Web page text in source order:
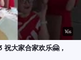
16s
大家合家欢乐🤗，